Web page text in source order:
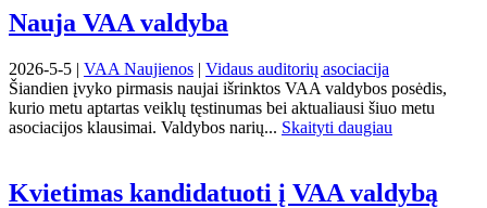
Nauja VAA valdyba
2026-5-5 | VAA Naujienos | Vidaus auditorių asociacija
Šiandien įvyko pirmasis naujai išrinktos VAA valdybos posėdis,
kurio metu aptartas veiklų tęstinumas bei aktualiausi šiuo metu
asociacijos klausimai. Valdybos narių... Skaityti daugiau
Kvietimas kandidatuoti į VAA valdybą